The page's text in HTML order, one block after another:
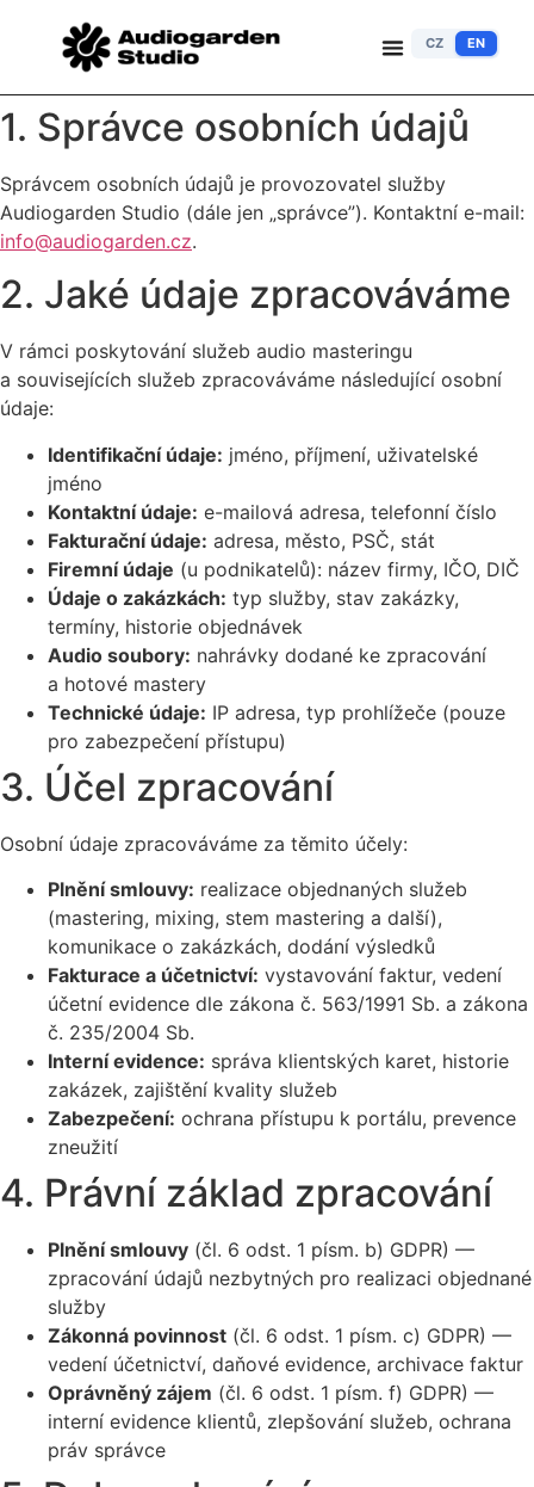
CZ EN
1. Správce osobních údajů
Správcem osobních údajů je provozovatel služby
Audiogarden Studio (dále jen „správce”). Kontaktní e-mail:
info@audiogarden.cz.
2. Jaké údaje zpracováváme
V rámci poskytování služeb audio masteringu
a souvisejících služeb zpracováváme následující osobní
údaje:
Identifikační údaje: jméno, příjmení, uživatelské
jméno
Kontaktní údaje: e-mailová adresa, telefonní číslo
Fakturační údaje: adresa, město, PSČ, stát
Firemní údaje (u podnikatelů): název firmy, IČO, DIČ
Údaje o zakázkách: typ služby, stav zakázky,
termíny, historie objednávek
Audio soubory: nahrávky dodané ke zpracování
a hotové mastery
Technické údaje: IP adresa, typ prohlížeče (pouze
pro zabezpečení přístupu)
3. Účel zpracování
Osobní údaje zpracováváme za těmito účely:
Plnění smlouvy: realizace objednaných služeb
(mastering, mixing, stem mastering a další),
komunikace o zakázkách, dodání výsledků
Fakturace a účetnictví: vystavování faktur, vedení
účetní evidence dle zákona č. 563/1991 Sb. a zákona
č. 235/2004 Sb.
Interní evidence: správa klientských karet, historie
zakázek, zajištění kvality služeb
Zabezpečení: ochrana přístupu k portálu, prevence
zneužití
4. Právní základ zpracování
Plnění smlouvy (čl. 6 odst. 1 písm. b) GDPR) —
zpracování údajů nezbytných pro realizaci objednané
služby
Zákonná povinnost (čl. 6 odst. 1 písm. c) GDPR) —
vedení účetnictví, daňové evidence, archivace faktur
Oprávněný zájem (čl. 6 odst. 1 písm. f) GDPR) —
interní evidence klientů, zlepšování služeb, ochrana
práv správce